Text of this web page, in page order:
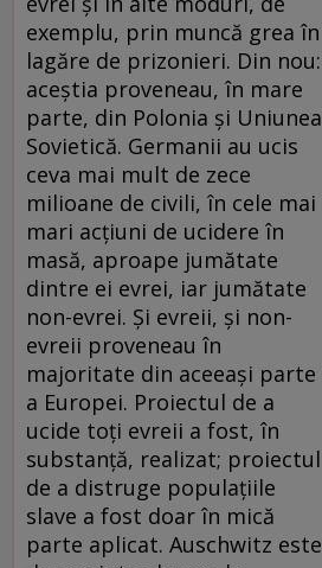
exemplu, prin muncă grea în
lagăre de prizonieri. Din nou:
aceştia proveneau, în mare
parte, din Polonia şi Uniunea
Sovietică. Germanii au ucis
ceva mai mult de zece
milioane de civili, în cele mai
mari acţiuni de ucidere în
masă, aproape jumătate
dintre ei evrei, iar jumătate
non-evrei. Şi evreii, şi non-
evreii proveneau în
majoritate din aceeaşi parte
a Europei. Proiectul de a
ucide toţi evreii a fost, în
substanţă, realizat; proiectul
de a distruge populaţiile
slave a fost doar în mică
parte aplicat. Auschwitz este